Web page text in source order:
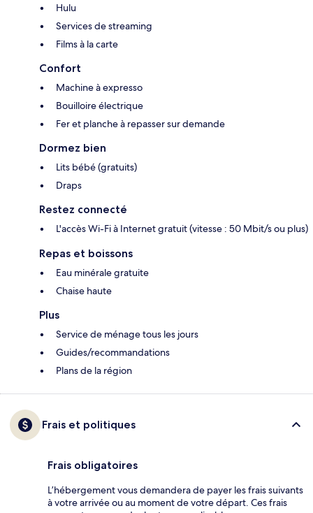
Hulu
Services de streaming
Films à la carte
Confort
Machine à expresso
Bouilloire électrique
Fer et planche à repasser sur demande
Dormez bien
Lits bébé (gratuits)
Draps
Restez connecté
L'accès Wi-Fi à Internet gratuit (vitesse : 50 Mbit/s ou plus)
Repas et boissons
Eau minérale gratuite
Chaise haute
Plus
Service de ménage tous les jours
Guides/recommandations
Plans de la région
Frais et politiques
Frais obligatoires
L’hébergement vous demandera de payer les frais suivants
à votre arrivée ou au moment de votre départ. Ces frais